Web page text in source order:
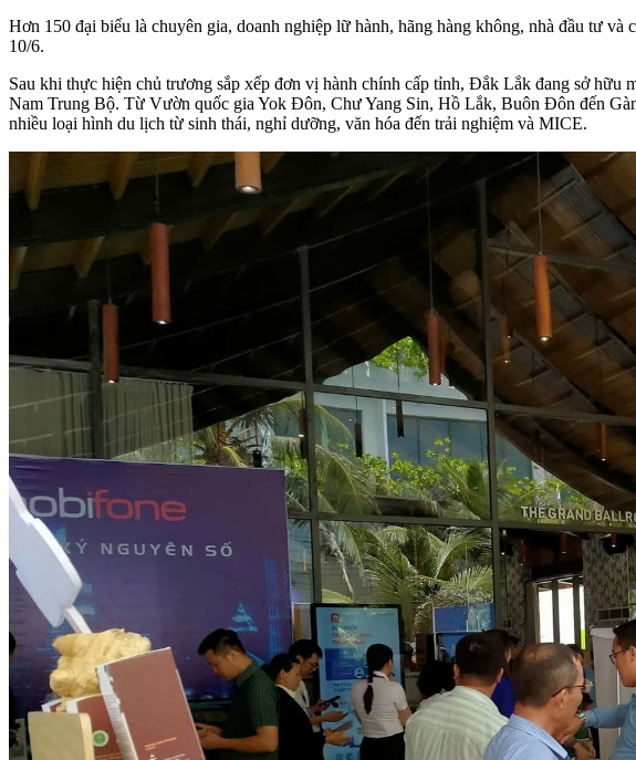
Hơn 150 đại biểu là chuyên gia, doanh nghiệp lữ hành, hãng hàng không, nhà đầu tư
10/6.
Sau khi thực hiện chủ trương sắp xếp đơn vị hành chính cấp tỉnh, Đắk Lắk đang sở
Nam Trung Bộ. Từ Vườn quốc gia Yok Đôn, Chư Yang Sin, Hồ Lắk, Buôn Đôn đến
nhiều loại hình du lịch từ sinh thái, nghỉ dưỡng, văn hóa đến trải nghiệm và MICE.